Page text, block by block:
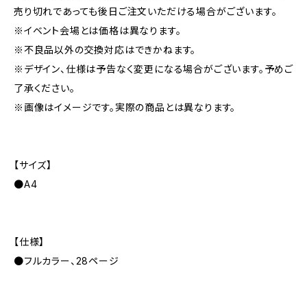
売り切れであっても後日ご注文いただける場合がございます。
※イベント会場とは価格は異なります。
※不良品以外の交換対応はできかねます。
※デザイン、仕様は予告なく変更になる場合がございます。予めご
了承ください。
※画像はイメージです。実際の商品とは異なります。
【サイズ】
●A4
【仕様】
●フルカラー、28ページ